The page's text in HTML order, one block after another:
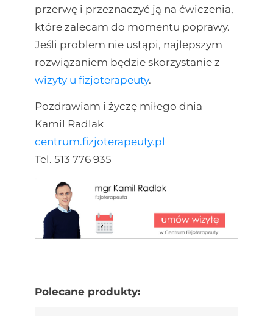
przerwę i przeznaczyć ją na ćwiczenia,
które zalecam do momentu poprawy.
Jeśli problem nie ustąpi, najlepszym
rozwiązaniem będzie skorzystanie z
wizyty u fizjoterapeuty.
Pozdrawiam i życzę miłego dnia
Kamil Radlak
centrum.fizjoterapeuty.pl
Tel. 513 776 935
Polecane produkty: